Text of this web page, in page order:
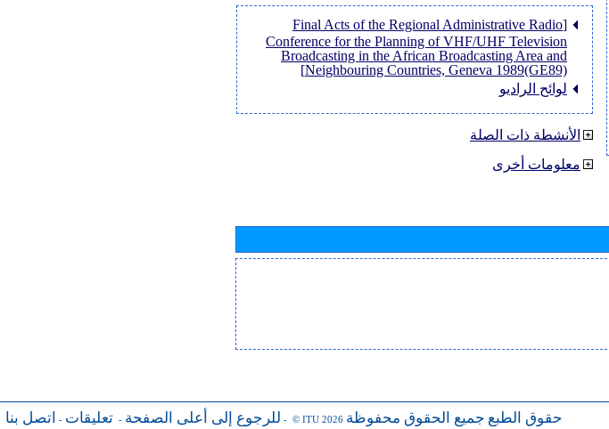
[Final Acts of the Regional Administrative Radio
Conference for the Planning of VHF/UHF Television
Broadcasting in the African Broadcasting Area and
Neighbouring Countries, Geneva 1989(GE89)]
لوائح الراديو
الأنشطة ذات الصلة
معلومات أخرى
للرجوع إلى أعلى الصفحة - تعليقات - اتصل بنا - © ITU 2026 حقوق الطبع جميع الحقوق محفوظة